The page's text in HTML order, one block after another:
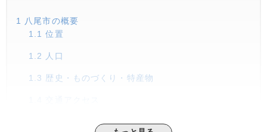
1
八尾市の概要
1.1 位置
1.2 人口
1.3 歴史・ものづくり・特産物